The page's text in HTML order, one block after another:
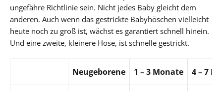
ungefähre Richtlinie sein. Nicht jedes Baby gleicht dem
anderen. Auch wenn das gestrickte Babyhöschen vielleicht
heute noch zu groß ist, wächst es garantiert schnell hinein.
Und eine zweite, kleinere Hose, ist schnelle gestrickt.
Neugeborene 1 – 3 Monate 4 – 7